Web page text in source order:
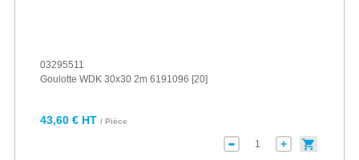
03295511
Goulotte WDK 30x30 2m 6191096 [20]
43,60 € HT / Pièce